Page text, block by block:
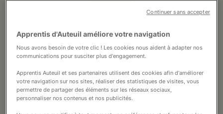
Nos parcours
Nos partenaires
OB-LAB Nouvelle Promo le
30 mars 2026
Le 30 mars prochain débute la
nouvelle Promo OB-LAB
Apprentis d'Auteuil améliore votre navigation
Nous avons besoin de votre clic ! Les cookies nous aident à adapter nos
communications pour susciter plus d'engagement.
Apprentis Auteuil et ses partenaires utilisent des cookies afin d'améliorer
votre navigation sur nos sites, réaliser des statistiques de visites, vous
permettre de partager des éléments sur les réseaux sociaux,
personnaliser nos contenus et nos publicités.
Continuer sans accepter